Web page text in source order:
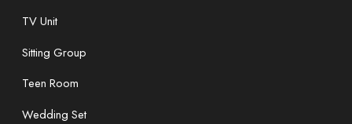
TV Unit
Sitting Group
Teen Room
Wedding Set